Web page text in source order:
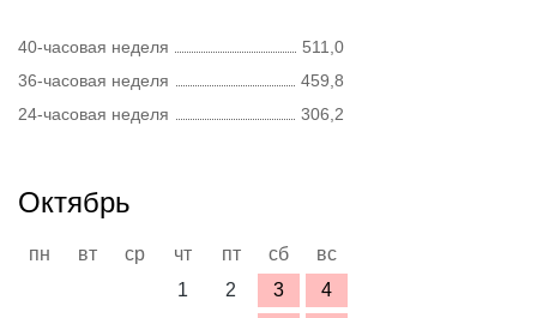
40-часовая неделя
511,0
36-часовая неделя
459,8
24-часовая неделя
306,2
Октябрь
пн вт ср чт пт сб
вс
1
2 3
4